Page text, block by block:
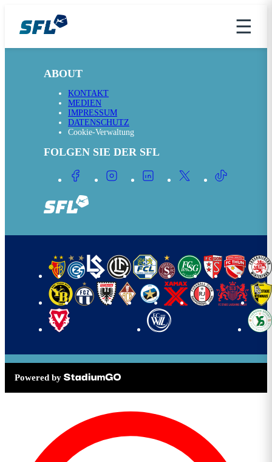
☰
ABOUT
KONTAKT
MEDIEN
IMPRESSUM
DATENSCHUTZ
Cookie-Verwaltung
FOLGEN SIE DER SFL
Powered by